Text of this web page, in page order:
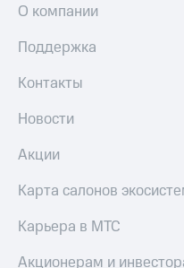
О компании
Поддержка
Контакты
Новости
Акции
Карта салонов
Карьера в МТС
Акционерам и